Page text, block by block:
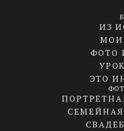
ИЗ
МОИ
ФОТО
ЭТО